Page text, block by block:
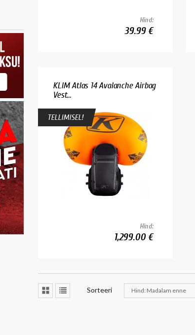
Hind:
39.99 €
KLIM Atlas 14 Avalanche Airbag
Vest...
TELLIMISEL!
Hind:
1,299.00 €
Sorteeri Hind: Madalam enne